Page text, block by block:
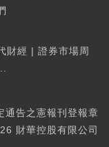
財經 | 證券市場周
通告之憲報刊登報章
財華控股有限公司